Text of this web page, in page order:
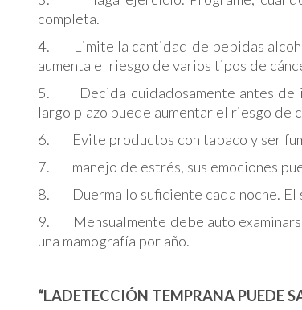
completa.
4. Limite la cantidad de bebidas
aumenta el riesgo de varios tipos de
5. Decida cuidadosamente antes de
largo plazo puede aumentar el riesgo de
6. Evite productos con tabaco y ser
7. manejo de estrés, sus emociones
8. Duerma lo suficiente cada noche. El
9. Mensualmente debe auto
una mamografía por año.
“LADETECCIÓN TEMPRANA PUEDE